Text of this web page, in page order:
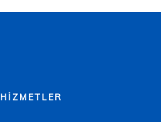
HIZMETLER